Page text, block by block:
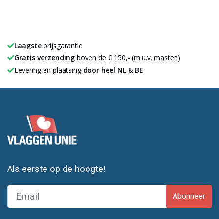
Laagste prijsgarantie
Gratis verzending boven de € 150,- (m.u.v. masten)
Levering en plaatsing door heel NL & BE
Als eerste op de hoogte!
Abonneer